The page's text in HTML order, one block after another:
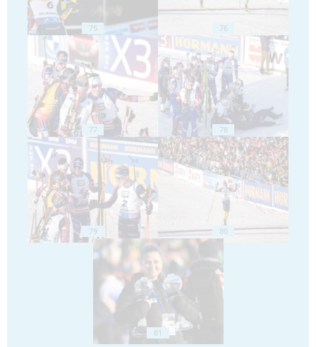
75 76
77 78
79 80
81